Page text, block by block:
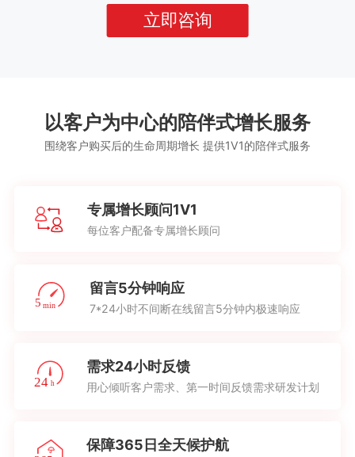
立即咨询
以客户为中心的陪伴式增长服务
围绕客户购买后的生命周期增长 提供1V1的陪伴式服务
专属增长顾问1V1
每位客户配备专属增长顾问
留言5分钟响应
7*24小时不间断在线留言5分钟内极速响应
需求24小时反馈
用心倾听客户需求、第一时间反馈需求研发计划
保障365日全天候护航